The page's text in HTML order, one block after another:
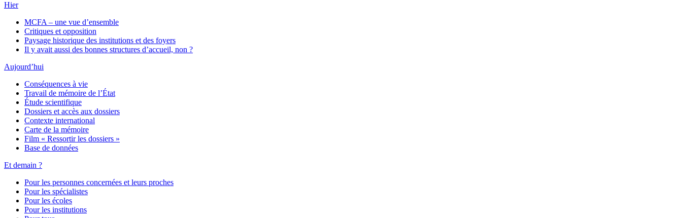
Hier
MCFA – une vue d’ensemble
Critiques et opposition
Paysage historique des institutions et des foyers
Il y avait aussi des bonnes structures d’accueil, non ?
Aujourd’hui
Conséquences à vie
Travail de mémoire de l’État
Étude scientifique
Dossiers et accès aux dossiers
Contexte international
Carte de la mémoire
Film « Ressortir les dossiers »
Base de données
Et demain ?
Pour les personnes concernées et leurs proches
Pour les spécialistes
Pour les écoles
Pour les institutions